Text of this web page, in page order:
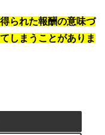
られた報酬の意味づ
しまうことがありま